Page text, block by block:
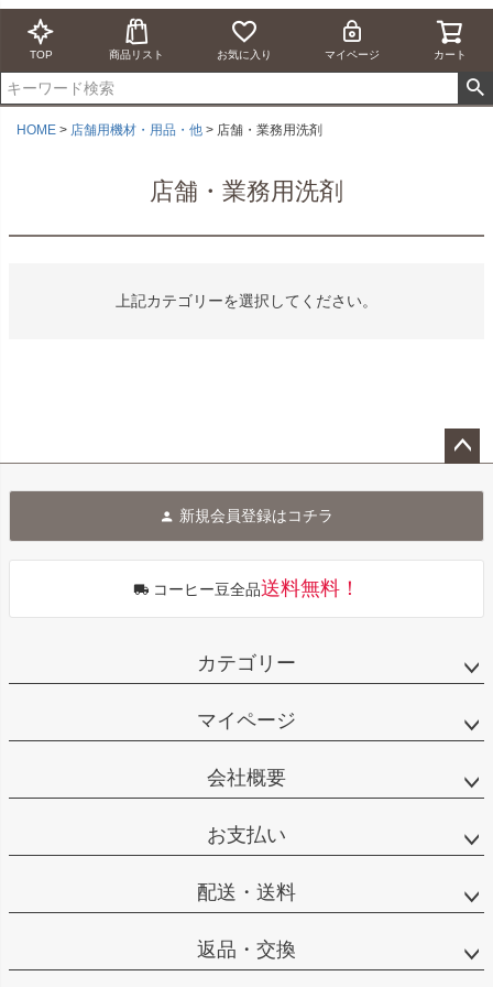
TOP 商品リスト お気に入り マイページ カート
HOME 店舗用機材・用品・他 店舗・業務用洗剤
店舗・業務用洗剤
上記カテゴリーを選択してください。
へ
新規会員登録はコチラ
コーヒー豆全品送料無料！
カテゴリー
マイページ
会社概要
お支払い
配送・送料
返品・交換